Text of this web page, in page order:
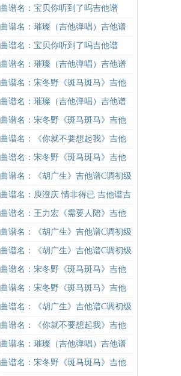
曲谱名：宝贝你听到了吗吉他谱
曲谱名：璀璨（吉他弹唱）吉他谱
曲谱名：宝贝你听到了吗吉他谱
曲谱名：璀璨（吉他弹唱）吉他谱
曲谱名：宋冬野《斑马斑马》吉他
谱C调简单版（酷音小伟吉他教学）
吉他谱
曲谱名：璀璨（吉他弹唱）吉他谱
曲谱名：宋冬野《斑马斑马》吉他
谱G调初级进阶版（酷音小伟吉他教
学）吉他谱
曲谱名：《你就不要想起我》吉他
谱C调简单版吉他谱
曲谱名：宋冬野《斑马斑马》吉他
谱G调初级进阶版（酷音小伟吉他教
学）吉他谱
曲谱名：《胡广生》吉他谱C调初级
进阶版（酷音小伟吉他弹唱教学）
吉他谱
曲谱名：庾澄庆 情非得已 吉他谱吉
他谱
曲谱名：王力宏《需要人陪》吉他
谱C调原版（酷音小伟吉他教学）吉
他谱
曲谱名：《胡广生》吉他谱C调初级
进阶版（酷音小伟吉他弹唱教学）
吉他谱
曲谱名：《胡广生》吉他谱C调初级
进阶版（酷音小伟吉他弹唱教学）
吉他谱
曲谱名：宋冬野《斑马斑马》吉他
谱G调初级进阶版（酷音小伟吉他教
学）吉他谱
曲谱名：宋冬野《斑马斑马》吉他
谱C调简单版（酷音小伟吉他教学）
吉他谱
曲谱名：《胡广生》吉他谱C调初级
进阶版（酷音小伟吉他弹唱教学）
吉他谱
曲谱名：《你就不要想起我》吉他
谱C调简单版吉他谱
曲谱名：璀璨（吉他弹唱）吉他谱
曲谱名：宋冬野《斑马斑马》吉他